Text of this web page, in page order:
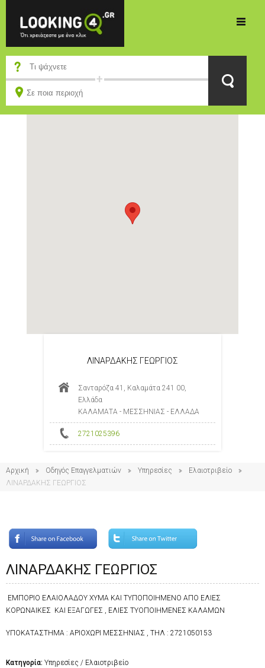
ΛΙΝΑΡΔΑΚΗΣ ΓΕΩΡΓΙΟΣ
Σανταρόζα 41, Καλαμάτα 241 00,
Ελλάδα
ΚΑΛΑΜΑΤΑ - ΜΕΣΣΗΝΙΑΣ - ΕΛΛΑΔΑ
2721025396
Αρχική Οδηγός Επαγγελματιών Υπηρεσίες
Ελαιοτριβείο
ΛΙΝΑΡΔΑΚΗΣ ΓΕΩΡΓΙΟΣ
ΛΙΝΑΡΔΑΚΗΣ ΓΕΩΡΓΙΟΣ
ΕΜΠΟΡΙΟ ΕΛΑΙΟΛΑΔΟΥ ΧΥΜΑ ΚΑΙ ΤΥΠΟΠΟΙΗΜΕΝΟ ΑΠΟ ΕΛΙΕΣ
ΚΟΡΩΝΑΙΚΕΣ ΚΑΙ ΕΞΑΓΩΓΕΣ , ΕΛΙΕΣ ΤΥΟΠΟΙΗΜΕΝΕΣ ΚΑΛΑΜΩΝ
ΥΠΟΚΑΤΑΣΤΗΜΑ : ΑΡΙΟΧΩΡΙ ΜΕΣΣΗΝΙΑΣ , ΤΗΛ : 2721050153
Κατηγορία: Υπηρεσίες / Ελαιοτριβείο